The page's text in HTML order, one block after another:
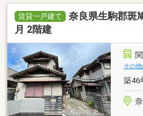
賃貸一戸建て
奈良県生駒郡斑
月 2階建
その他
築46